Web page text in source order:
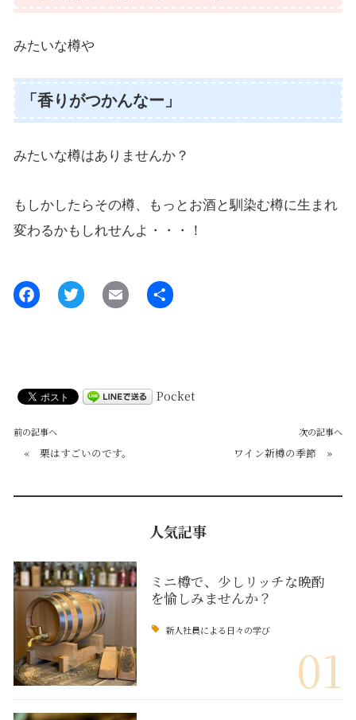
みたいな樽や
「香りがつかんなー」
みたいな樽はありませんか？
もしかしたらその樽、もっとお酒と馴染む樽に生まれ
変わるかもしれせんよ・・・！
Pocket
前の記事へ
« 栗はすごいのです。
次の記事へ
ワイン新樽の季節 »
人気記事
ミニ樽で、少しリッチな晩酌
を愉しみませんか？
新人社員による日々の学び
01